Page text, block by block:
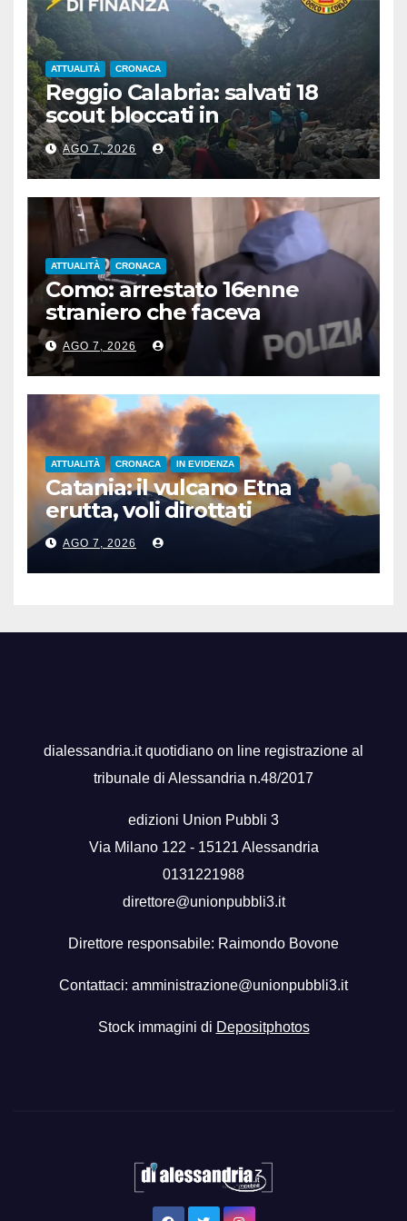
ATTUALITÀ CRONACA
Reggio Calabria: salvati 18
scout bloccati in
Aspromonte, 2 recuperati in
elicottero
AGO 7, 2026
ATTUALITÀ CRONACA
Como: arrestato 16enne
straniero che faceva
propaganda all’Isis
AGO 7, 2026
ATTUALITÀ CRONACA IN EVIDENZA
Catania: il vulcano Etna
erutta, voli dirottati
AGO 7, 2026
dialessandria.it quotidiano on line registrazione al
tribunale di Alessandria n.48/2017
edizioni Union Pubbli 3
Via Milano 122 - 15121 Alessandria
0131221988
direttore@unionpubbli3.it
Direttore responsabile: Raimondo Bovone
Contattaci: amministrazione@unionpubbli3.it
Stock immagini di Depositphotos